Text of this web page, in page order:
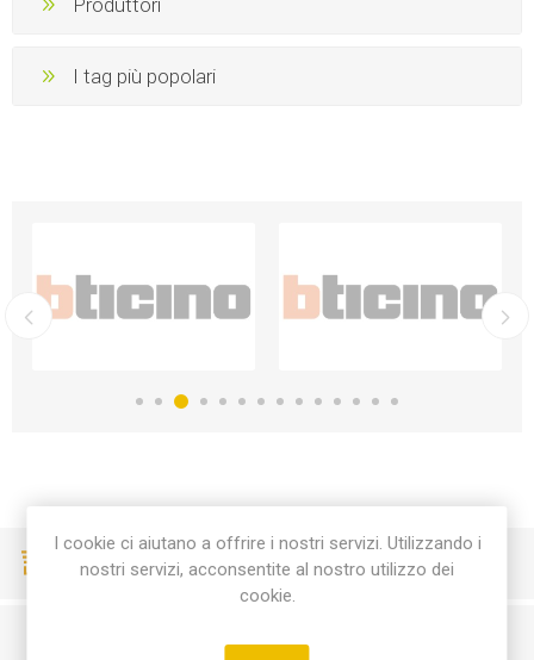
Produttori
I tag più popolari
CONSEGNE VELOCI
PAGAMENTI SICURI
I cookie ci aiutano a offrire i nostri servizi. Utilizzando i
nostri servizi, acconsentite al nostro utilizzo dei
cookie.